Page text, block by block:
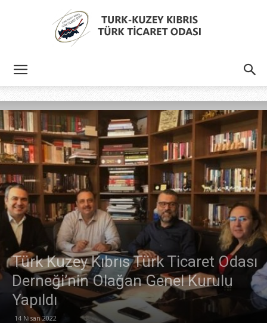
Kıbrıs
Türk
Ticaret
Türk Kuzey Kıbrıs Türk Ticaret Odası
Derneği’nin Olağan Genel Kurulu
Yapıldı
14 Nisan 2022